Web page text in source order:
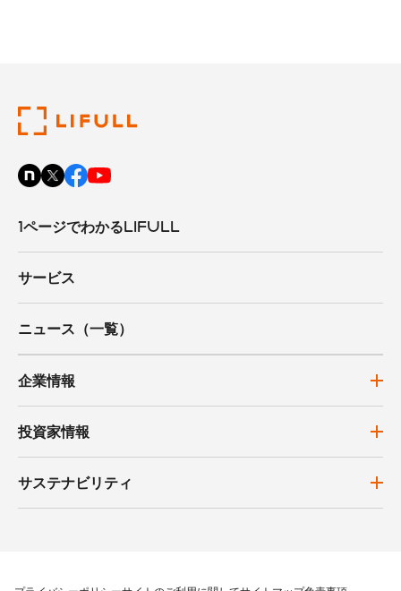
1ページでわかるLIFULL
サービス
ニュース（一覧）
企業情報
投資家情報
サステナビリティ